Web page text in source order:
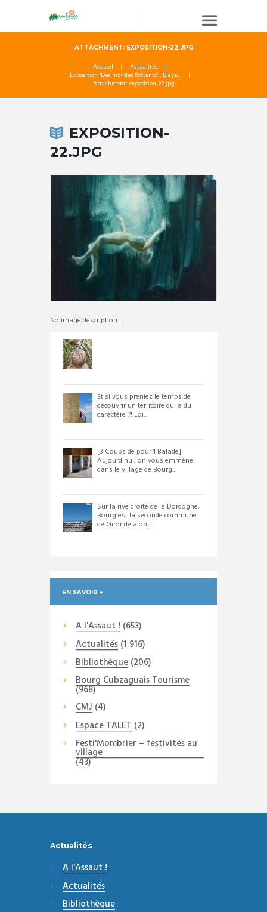
ATTACHMENT: EXPOSITION-22.JPG
Accueil
Actualités
Exposition "Des mondes flottants" : Blaye...
Attachment: exposition-22.jpg
EXPOSITION-
22.JPG
No image description ...
Et si vous preniez le temps de
découvrir un territoire qui a du
caractère ?! Loi...
[3 Coups de pour 1 Balade]
Aujourd'hui, on vous emmène
dans le village de Bourg...
Sur la rive droite de la Dordogne,
Bourg est la seconde commune
de Gironde à obt...
EN SAVOIR +
A l'Assaut ! (653)
Actualités(1 916)
Bibliothèque(206)
Bourg Cubzaguais Tourisme
(968)
CMJ (4)
Espace TALET (2)
Festi'Mombrier – festivités au
village
(43)
Actualités
A l'Assaut !
Actualités
Bibliothèque